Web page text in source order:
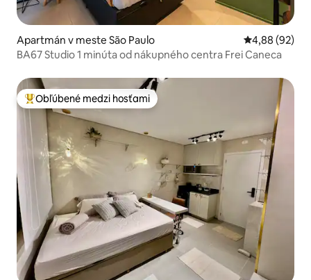
Apartmán v meste São Paulo Priemerné
4,88 (92)
BA67 Studio 1 minúta od nákupného centra Frei Caneca
Najobľúbenejšie medzi hosťami
Obľúbené medzi hosťami